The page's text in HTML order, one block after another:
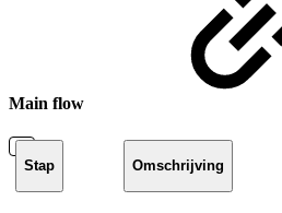
Main flow
Stap Omschrijving